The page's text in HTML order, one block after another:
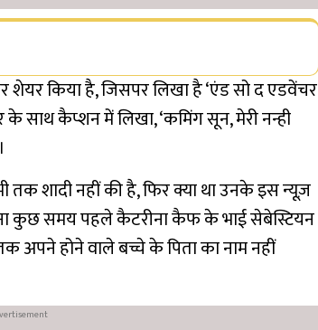
शेयर किया है, जिसपर लिखा है ‘एंड सो द एडवेंचर
के साथ कैप्शन में लिखा, ‘कमिंग सून, मेरी नन्ही
तक शादी नहीं की है, फिर क्या था उनके इस न्यूज़
कुछ समय पहले कैटरीना कैफ के भाई सेबेस्टियन
अपने होने वाले बच्चे के पिता का नाम नहीं